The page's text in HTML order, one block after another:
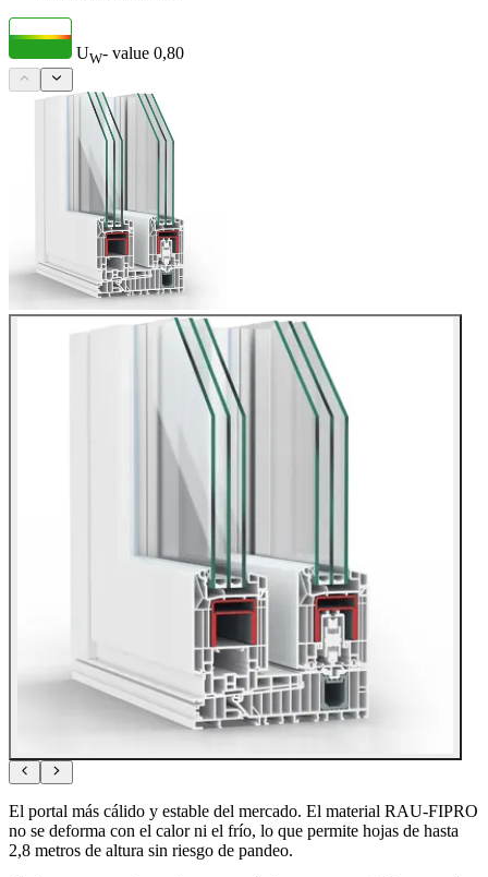
UW- value 0,80
El portal más cálido y estable del mercado. El material RAU-FIPRO
no se deforma con el calor ni el frío, lo que permite hojas de hasta
2,8 metros de altura sin riesgo de pandeo.